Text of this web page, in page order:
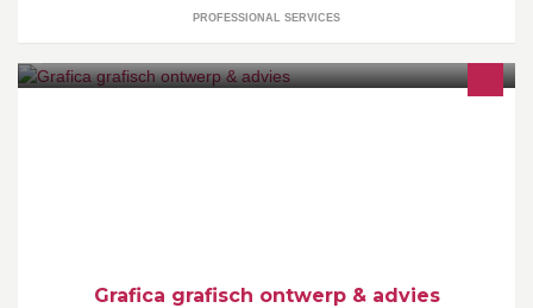
PROFESSIONAL SERVICES
Grafica grafisch ontwerp & advies